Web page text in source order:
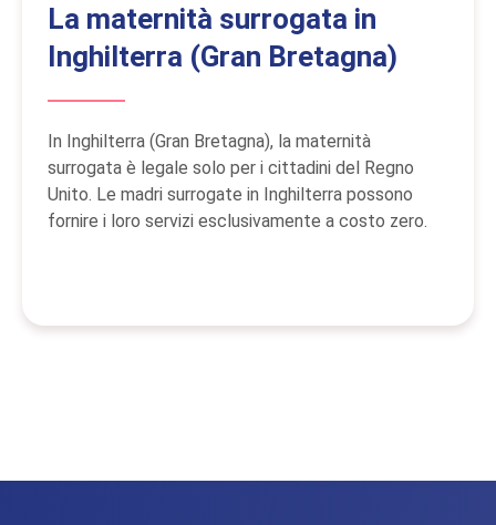
La maternità surrogata in
Inghilterra (Gran Bretagna)
In Inghilterra (Gran Bretagna), la maternità
surrogata è legale solo per i cittadini del Regno
Unito. Le madri surrogate in Inghilterra possono
fornire i loro servizi esclusivamente a costo zero.